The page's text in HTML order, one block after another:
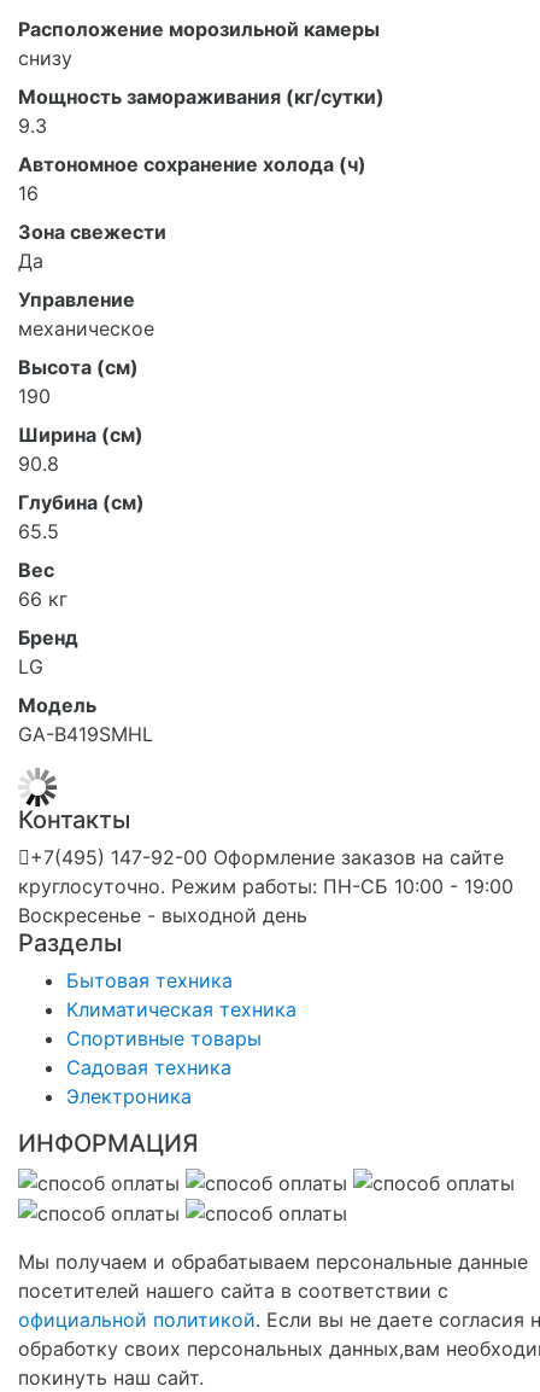
Расположение морозильной камеры
снизу
Мощность замораживания (кг/сутки)
9.3
Автономное сохранение холода (ч)
16
Зона свежести
Да
Управление
механическое
Высота (см)
190
Ширина (см)
90.8
Глубина (см)
65.5
Вес
66 кг
Бренд
LG
Модель
GA-B419SMHL
Контакты
+7(495) 147-92-00 Оформление заказов на сайте
круглосуточно. Режим работы: ПН-СБ 10:00 - 19:00
Воскресенье - выходной день
Разделы
Бытовая техника
Климатическая техника
Спортивные товары
Садовая техника
Электроника
ИНФОРМАЦИЯ
Мы получаем и обрабатываем персональные данные
посетителей нашего сайта в соответствии с
официальной политикой. Если вы не даете согласия
обработку своих персональных данных,вам
покинуть наш сайт.